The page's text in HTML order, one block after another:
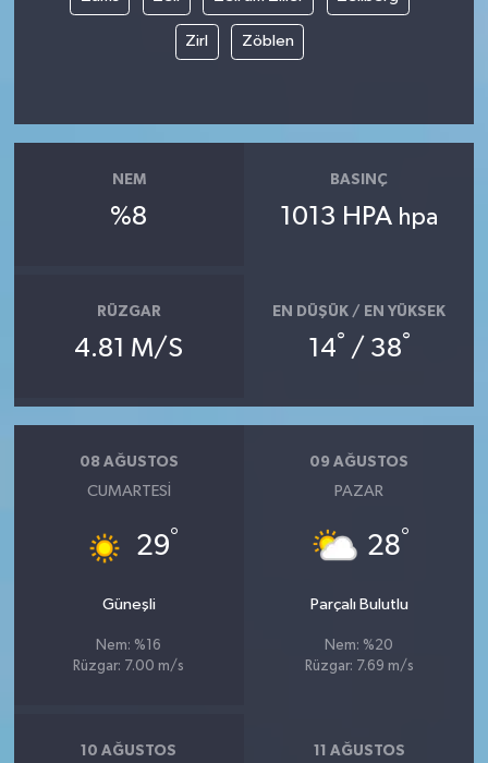
Zirl Zöblen
NEM
%8
BASINÇ
1013 HPA hpa
RÜZGAR
4.81 M/S
EN DÜŞÜK / EN YÜKSEK
14° / 38°
08 AĞUSTOS
CUMARTESI
29°
Güneşli
Nem: %16
Rüzgar: 7.00 m/s
09 AĞUSTOS
PAZAR
28°
Parçalı Bulutlu
Nem: %20
Rüzgar: 7.69 m/s
10 AĞUSTOS 11 AĞUSTOS